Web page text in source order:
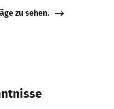
zu sehen.